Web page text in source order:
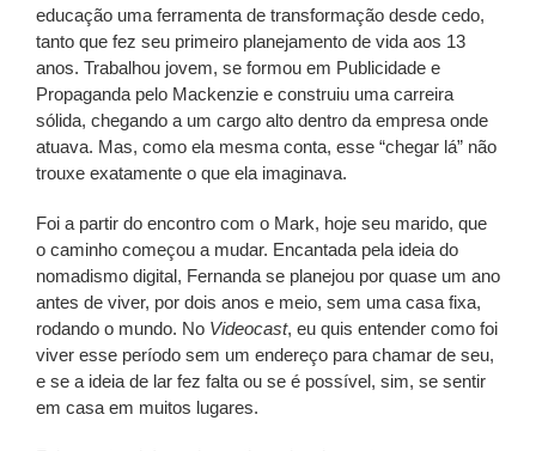
educação uma ferramenta de transformação desde cedo,
tanto que fez seu primeiro planejamento de vida aos 13
anos. Trabalhou jovem, se formou em Publicidade e
Propaganda pelo Mackenzie e construiu uma carreira
sólida, chegando a um cargo alto dentro da empresa onde
atuava. Mas, como ela mesma conta, esse “chegar lá” não
trouxe exatamente o que ela imaginava.
Foi a partir do encontro com o Mark, hoje seu marido, que
o caminho começou a mudar. Encantada pela ideia do
nomadismo digital, Fernanda se planejou por quase um ano
antes de viver, por dois anos e meio, sem uma casa fixa,
rodando o mundo. No Videocast, eu quis entender como foi
viver esse período sem um endereço para chamar de seu,
e se a ideia de lar fez falta ou se é possível, sim, se sentir
em casa em muitos lugares.